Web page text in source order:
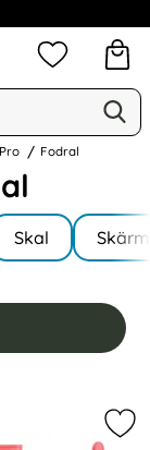
AB
Mina
Fodral
Skal
7T Pro - Litchi